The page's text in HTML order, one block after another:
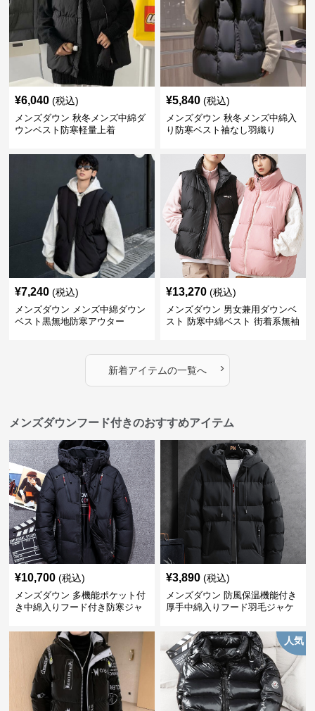
¥6,040 (税込)
メンズダウン 秋冬メンズ中綿ダ
ウンベスト防寒軽量上着
¥5,840 (税込)
メンズダウン 秋冬メンズ中綿入
り防寒ベスト袖なし羽織り
¥7,240 (税込)
メンズダウン メンズ中綿ダウン
ベスト黒無地防寒アウター
¥13,270 (税込)
メンズダウン 男女兼用ダウンベ
スト 防寒中綿ベスト 街着系無袖
新着アイテムの一覧へ ›
メンズダウンフード付きのおすすめアイテム
¥10,700 (税込)
メンズダウン 多機能ポケット付
き中綿入りフード付き防寒ジャ
¥3,890 (税込)
メンズダウン 防風保温機能付き
厚手中綿入りフード羽毛ジャケ
人気